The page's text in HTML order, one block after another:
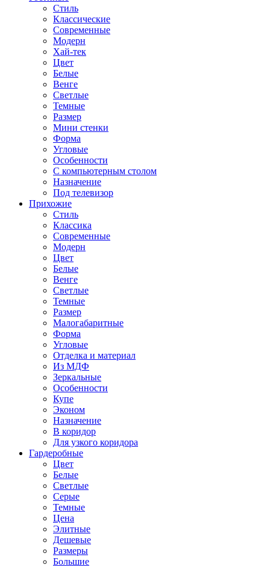
Стиль
Классические
Современные
Модерн
Хай-тек
Цвет
Белые
Венге
Светлые
Темные
Размер
Мини стенки
Форма
Угловые
Особенности
С компьютерным столом
Назначение
Под телевизор
Прихожие
Стиль
Классика
Современные
Модерн
Цвет
Белые
Венге
Светлые
Темные
Размер
Малогабаритные
Форма
Угловые
Отделка и материал
Из МДФ
Зеркальные
Особенности
Купе
Эконом
Назначение
В коридор
Для узкого коридора
Гардеробные
Цвет
Белые
Светлые
Серые
Темные
Цена
Элитные
Дешевые
Размеры
Большие